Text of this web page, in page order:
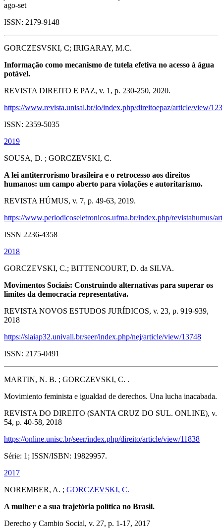
ago-set
ISSN: 2179-9148
GORCZESVSKI, C; IRIGARAY, M.C.
Informação como mecanismo de tutela efetiva no acesso à água
potável.
REVISTA DIREITO E PAZ, v. 1, p. 230-250, 2020.
https://www.revista.unisal.br/lo/index.php/direitoepaz/article/view/
ISSN: 2359-5035
2019
SOUSA, D. ; GORCZEVSKI, C.
A lei antiterrorismo brasileira e o retrocesso aos direitos
humanos: um campo aberto para violações e autoritarismo.
REVISTA HÚMUS, v. 7, p. 49-63, 2019.
https://www.periodicoseletronicos.ufma.br/index.php/revistahumus/
ISSN 2236-4358
2018
GORCZEVSKI, C.; BITTENCOURT, D. da SILVA.
Movimentos Sociais: Construindo alternativas para superar os
limites da democracia representativa.
REVISTA NOVOS ESTUDOS JURÍDICOS, v. 23, p. 919-939,
2018
https://siaiap32.univali.br/seer/index.php/nej/article/view/13748
ISSN: 2175-0491
MARTIN, N. B. ; GORCZEVSKI, C. .
Movimiento feminista e igualdad de derechos. Una lucha inacabada.
REVISTA DO DIREITO (SANTA CRUZ DO SUL. ONLINE), v.
54, p. 40-58, 2018
https://online.unisc.br/seer/index.php/direito/article/view/11838
Série: 1; ISSN/ISBN: 19829957.
2017
NOREMBER, A. ; GORCZEVSKI, C.
A mulher e a sua trajetória política no Brasil.
Derecho y Cambio Social, v. 27, p. 1-17, 2017